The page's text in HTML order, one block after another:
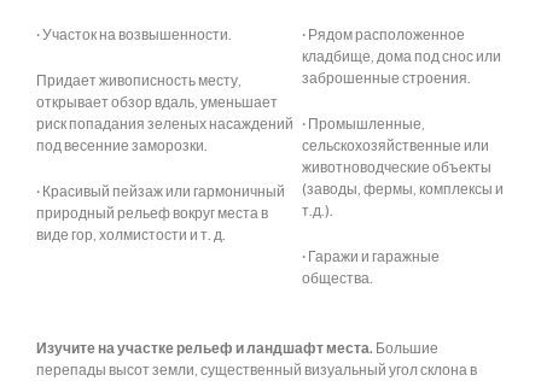
· Участок на возвышенности.
Придает живописность месту,
открывает обзор вдаль, уменьшает
риск попадания зеленых насаждений
под весенние заморозки.
· Красивый пейзаж или гармоничный
природный рельеф вокруг места в
виде гор, холмистости и т. д.
· Рядом расположенное
кладбище, дома под снос или
заброшенные строения.
· Промышленные,
сельскохозяйственные или
животноводческие объекты
(заводы, фермы, комплексы и
т.д.).
· Гаражи и гаражные
общества.
Изучите на участке рельеф и ландшафт места. Большие
перепады высот земли, существенный визуальный угол склона в